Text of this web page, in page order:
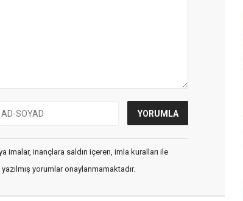
imalar, inançlara saldırı içeren, imla kuralları ile
yorumlar onaylanmamaktadır.